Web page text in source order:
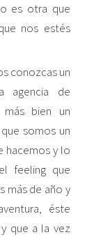
es otra que
nos estés
conozcas un
agencia de
bien un
somos un
hacemos y lo
feeling que
más de año y
éste
que a la vez